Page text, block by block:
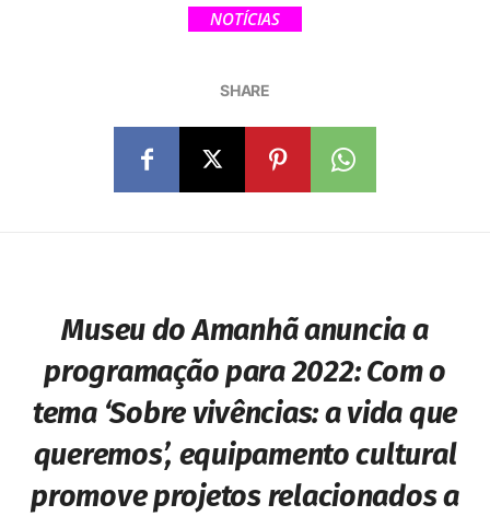
NOTÍCIAS
SHARE
Museu do Amanhã anuncia a
programação para 2022: Com o
tema ‘Sobre vivências: a vida que
queremos’, equipamento cultural
promove projetos relacionados a